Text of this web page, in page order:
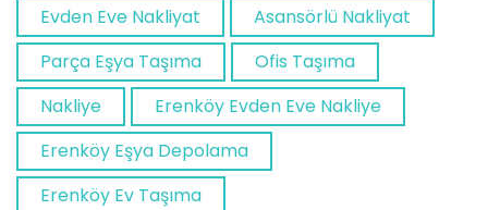
Evden Eve Nakliyat
Asansörlü Nakliyat
Parça Eşya Taşıma
Ofis Taşıma
Nakliye
Erenköy Evden Eve Nakliye
Erenköy Eşya Depolama
Erenköy Ev Taşıma